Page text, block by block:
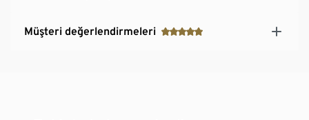
Müşteri değerlendirmeleri